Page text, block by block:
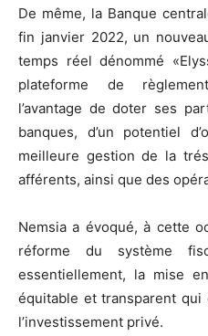
De même, la Banque
fin janvier 2022, un
temps réel dénommé
plateforme de
l’avantage de doter ses
banques, d’un potentiel
meilleure gestion de la
afférents, ainsi que des
Nemsia a évoqué, à cette
réforme du système
essentiellement, la mise
équitable et transparent
l’investissement privé.